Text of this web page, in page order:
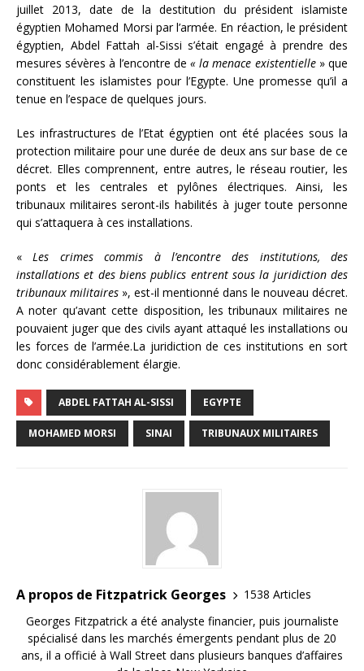
juillet 2013, date de la destitution du président islamiste
égyptien Mohamed Morsi par l’armée. En réaction, le président
égyptien, Abdel Fattah al-Sissi s’était engagé à prendre des
mesures sévères à l’encontre de « la menace existentielle» que
constituent les islamistes pour l’Egypte. Une promesse qu’il a
tenue en l’espace de quelques jours.
Les infrastructures de l’Etat égyptien ont été placées sous la
protection militaire pour une durée de deux ans sur base de ce
décret. Elles comprennent, entre autres, le réseau routier, les
ponts et les centrales et pylônes électriques. Ainsi, les
tribunaux militaires seront-ils habilités à juger toute personne
qui s’attaquera à ces installations.
«Les crimes commis à l’encontre des institutions, des
installations et des biens publics entrent sous la juridiction des
tribunaux militaires », est-il mentionné dans le nouveau décret.
A noter qu’avant cette disposition, les tribunaux militaires ne
pouvaient juger que des civils ayant attaqué les installations ou
les forces de l’armée.La juridiction de ces institutions en sort
donc considérablement élargie.
ABDEL FATTAH AL-SISSI EGYPTE
MOHAMED MORSI SINAI TRIBUNAUX MILITAIRES
A propos de Fitzpatrick Georges
1538 Articles
Georges Fitzpatrick a été analyste financier, puis journaliste
spécialisé dans les marchés émergents pendant plus de 20
ans, il a officié à Wall Street dans plusieurs banques d’affaires